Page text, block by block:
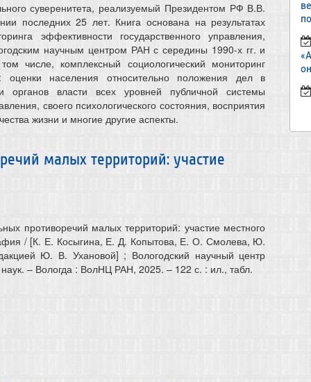
суверенитета, реализуемый Президентом РФ В.В.
последних 25 лет. Книга основана на результатах
эффективности государственного управления,
научным центром РАН с середины 1990-х гг. и
числе, комплексный социологический мониторинг
оценки населения относительно положения дел в
органов власти всех уровней публичной системы
своего психологического состояния, восприятия
жизни и многие другие аспекты.
малых территорий: участие
противоречий малых территорий: участие местного
/ [К. Е. Косыгина, Е. Д. Копытова, Е. О. Смолева, Ю.
Ю. В. Ухановой] ; Вологодский научный центр
– Вологда : ВолНЦ РАН, 2025. – 122 с. : ил., табл.